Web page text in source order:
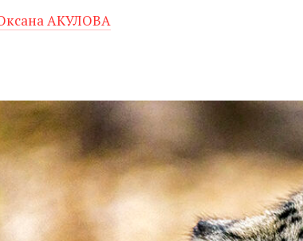
АКУЛОВА